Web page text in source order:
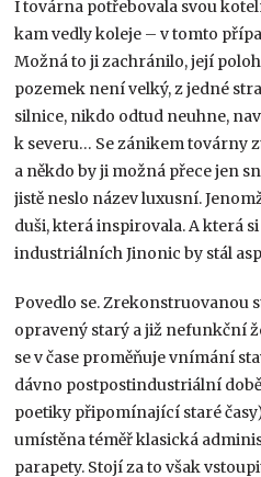
I továrna potřebovala svou
kam vedly koleje – v tomto
Možná to ji zachránilo, její
pozemek není velký, z jedné
silnice, nikdo odtud neuhne,
k severu… Se zánikem továrny
a někdo by ji možná přece jen
jistě neslo název luxusní.
duši, která inspirovala. A která
industriálních Jinonic by stál
Povedlo se. Zrekonstruovanou
opravený starý a již nefunkční
se v čase proměňuje vnímání
dávno postpostindustriální
poetiky připomínající staré
umístěna téměř klasická
parapety. Stojí za to však